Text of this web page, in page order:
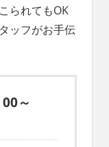
られてもOK
ッフがお手伝
～